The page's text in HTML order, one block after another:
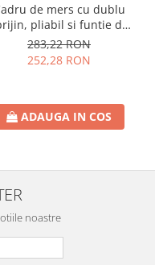
de mers cu dublu
pliabil si funtie de
pasitor
283,22 RON
252,28 RON
ADAUGA IN COS
noastre